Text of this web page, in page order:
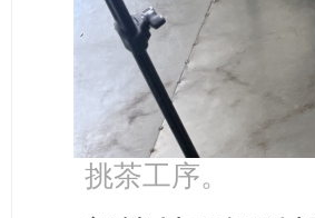
挑茶工序。